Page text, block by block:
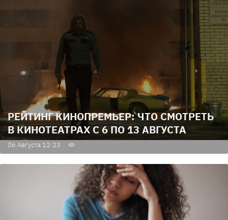
РЕЙТИНГ КИНОПРЕМЬЕР: ЧТО СМОТРЕТЬ
В КИНОТЕАТРАХ С 6 ПО 13 АВГУСТА
06 Августа 12:23